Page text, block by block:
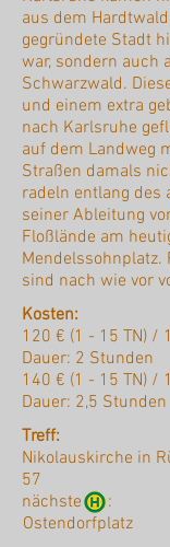
aus dem
gegründete Stadt
war, sondern auch
Schwarzwald.
und einem extra
nach Karlsruhe
auf dem Landweg
Straßen damals
radeln entlang des
seiner Ableitung
Floßlände am
Mendelssohnplatz.
sind nach wie vor
Kosten:
120 € (1 - 15 TN) /
Dauer: 2 Stunden
140 € (1 - 15 TN) /
Dauer: 2,5 Stunden
Treff:
Nikolauskirche in
57
nächste :
Ostendorfplatz